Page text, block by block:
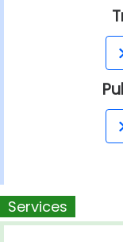
Services